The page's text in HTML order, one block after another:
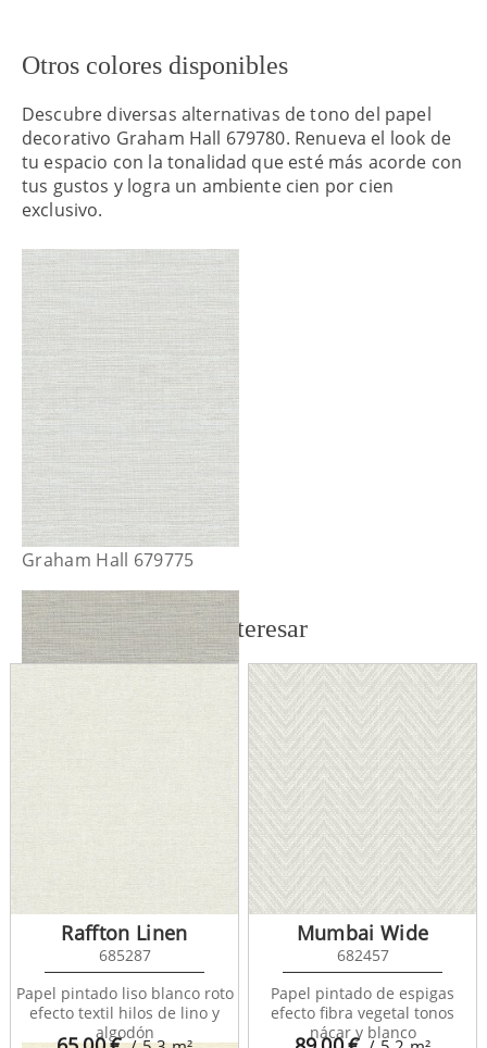
Otros colores disponibles
Descubre diversas alternativas de tono del papel
decorativo Graham Hall 679780. Renueva el look de
tu espacio con la tonalidad que esté más acorde con
tus gustos y logra un ambiente cien por cien
exclusivo.
Graham Hall 679775
También te puede interesar
Raffton Linen
685287
Papel pintado liso blanco roto
efecto textil hilos de lino y
algodón
Mumbai Wide
682457
Papel pintado de espigas
efecto fibra vegetal tonos
nácar y blanco